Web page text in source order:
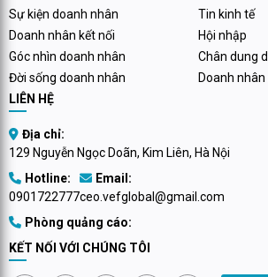
Sự kiện doanh nhân
Tin kinh tế
Doanh nhân kết nối
Hội nhập
Góc nhìn doanh nhân
Chân dung
Đời sống doanh nhân
Doanh
LIÊN HỆ
Địa chỉ:
129 Nguyễn Ngọc Doãn, Kim Liên, Hà Nội
Hotline:
0901722777
Email:
ceo.vefglobal@gmail.com
Phòng quảng cáo:
KẾT NỐI VỚI CHÚNG TÔI